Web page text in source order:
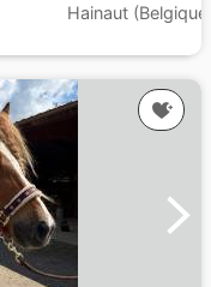
Hainaut